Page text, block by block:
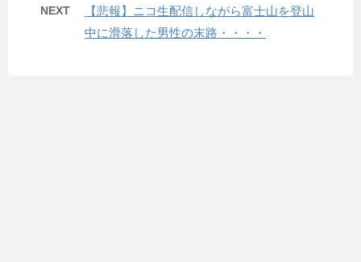
NEXT
【悲報】ニコ生配信しながら富士山を登山
中に滑落した男性の末路・・・・